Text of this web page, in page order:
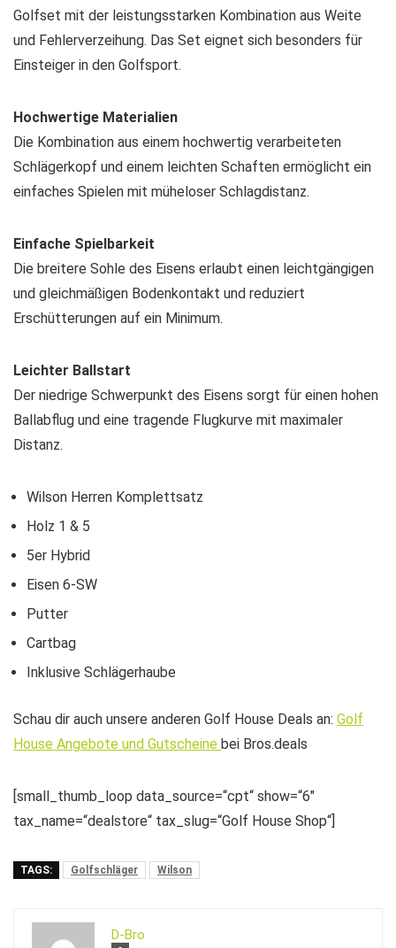
Golfset mit der leistungsstarken Kombination aus Weite
und Fehlerverzeihung. Das Set eignet sich besonders für
Einsteiger in den Golfsport.
Hochwertige Materialien
Die Kombination aus einem hochwertig verarbeiteten
Schlägerkopf und einem leichten Schaften ermöglicht ein
einfaches Spielen mit müheloser Schlagdistanz.
Einfache Spielbarkeit
Die breitere Sohle des Eisens erlaubt einen leichtgängigen
und gleichmäßigen Bodenkontakt und reduziert
Erschütterungen auf ein Minimum.
Leichter Ballstart
Der niedrige Schwerpunkt des Eisens sorgt für einen hohen
Ballabflug und eine tragende Flugkurve mit maximaler
Distanz.
Wilson Herren Komplettsatz
Holz 1 & 5
5er Hybrid
Eisen 6-SW
Putter
Cartbag
Inklusive Schlägerhaube
Schau dir auch unsere anderen Golf House Deals an: Golf
House Angebote und Gutscheine bei Bros.deals
[small_thumb_loop data_source=“cpt“ show=“6″
tax_name=“dealstore“ tax_slug=“Golf House Shop“]
TAGS: Golfschläger Wilson
D-Bro